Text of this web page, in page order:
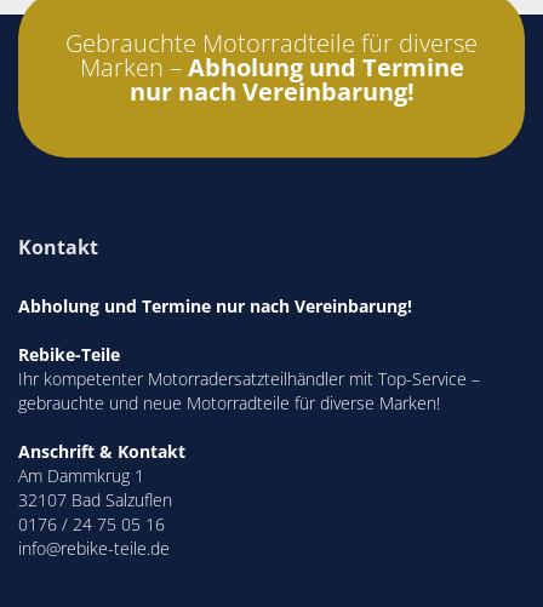
Gebrauchte Motorradteile für diverse
Marken –Abholung und Termine
nur nach Vereinbarung!
Kontakt
Abholung und Termine nur nach Vereinbarung!
Rebike-Teile
Ihr kompetenter Motorradersatzteilhändler mit Top-Service –
gebrauchte und neue Motorradteile für diverse Marken!
Anschrift & Kontakt
Am Dammkrug 1
32107 Bad Salzuflen
0176 / 24 75 05 16
info@rebike-teile.de